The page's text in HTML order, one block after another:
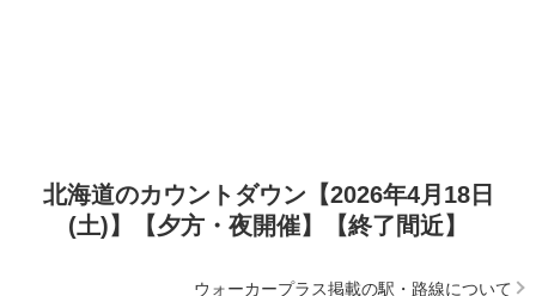
北海道のカウントダウン【2026年4月18日
(土)】【夕方・夜開催】【終了間近】
ウォーカープラス掲載の駅・路線について